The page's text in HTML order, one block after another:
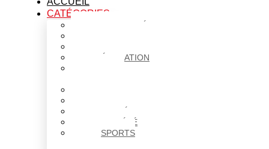
CATÉGORIES
ÉDUCATION
SOCIÉTÉ
SPORTS